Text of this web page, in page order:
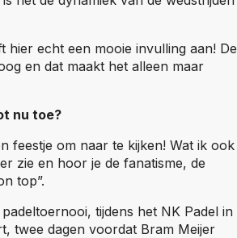
hier echt een mooie invulling aan! De
en dat maakt het alleen maar
nu toe?
feestje om naar te kijken! Wat ik ook
zie en hoor je de fanatisme, de
top”.
tijdens het NK Padel in
twee dagen voordat Bram Meijer